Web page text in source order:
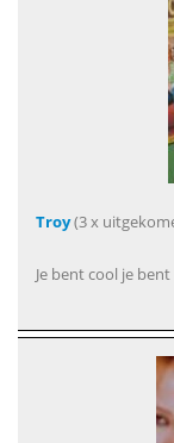
Troy(3 x
Je bent cool je